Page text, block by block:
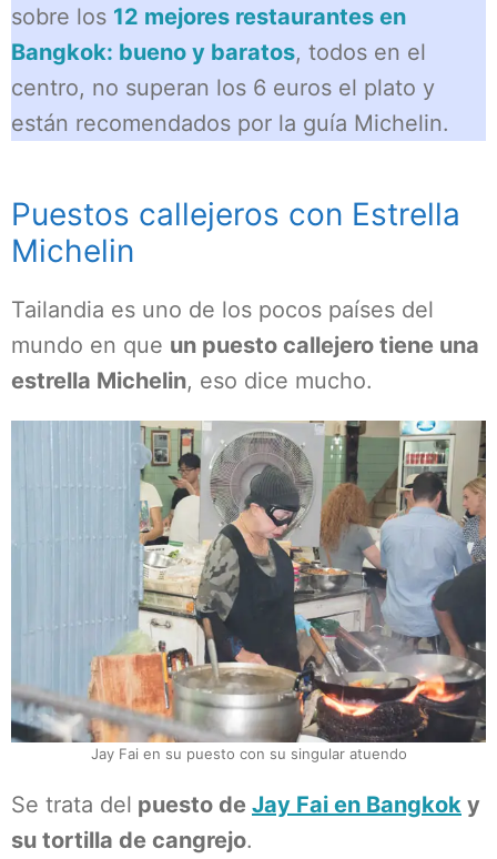
sobre los 12 mejores restaurantes en
Bangkok: bueno y baratos, todos en el
centro, no superan los 6 euros el plato y
están recomendados por la guía Michelin.
Puestos callejeros con Estrella
Michelin
Tailandia es uno de los pocos países del
mundo en que un puesto callejero tiene una
estrella Michelin, eso dice mucho.
Jay Fai en su puesto con su singular atuendo
Se trata del puesto de Jay Fai en Bangkok y
su tortilla de cangrejo.